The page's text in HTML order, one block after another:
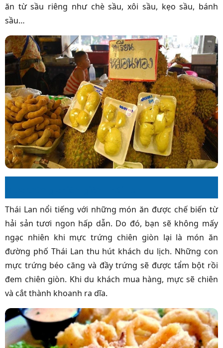
ăn từ sầu riêng như chè sầu, xôi sầu, kẹo sầu, bánh
sầu…
Thái Lan nổi tiếng với những món ăn được chế biến từ
hải sản tươi ngon hấp dẫn. Do đó, bạn sẽ không mấy
ngạc nhiên khi mực trứng chiên giòn lại là món ăn
đường phố Thái Lan thu hút khách du lịch. Những con
mực trứng béo căng và đầy trứng sẽ được tẩm bột rồi
đem chiên giòn. Khi du khách mua hàng, mực sẽ chiên
và cắt thành khoanh ra dĩa.